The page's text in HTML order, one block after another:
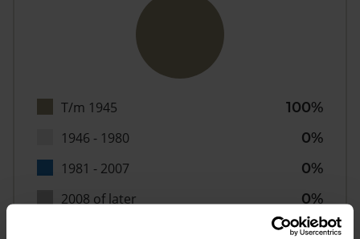
T/m 1945
100%
1946 - 1980
0%
1981 - 2007
0%
2008 of later
0%